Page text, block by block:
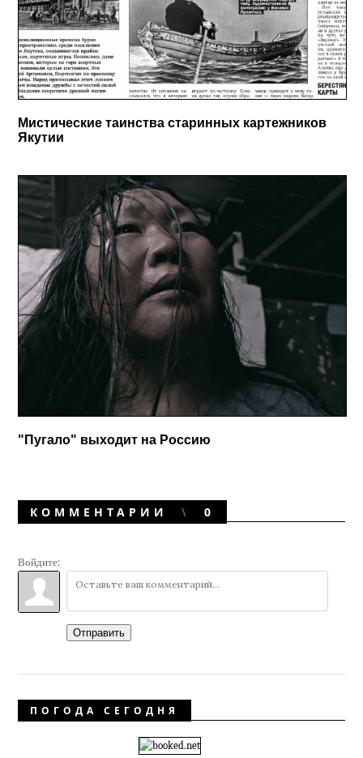
Мистические таинства старинных картежников
Якутии
"Пугало" выходит на Россию
КОММЕНТАРИИ 0
Войдите:
Отправить
ПОГОДА СЕГОДНЯ